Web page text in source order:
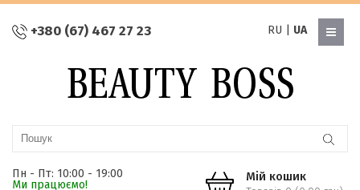
+380 (67) 467 27 23 RU UA
Пн - Пт: 10:00 - 19:00
Ми працюємо!
Мій кошик